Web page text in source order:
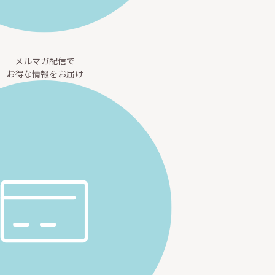
メルマガ配信で
お得な情報をお届け